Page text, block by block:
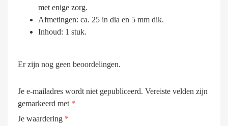
met enige zorg.
Afmetingen: ca. 25 in dia en 5 mm dik.
Inhoud: 1 stuk.
Er zijn nog geen beoordelingen.
Je e-mailadres wordt niet gepubliceerd. Vereiste velden zijn
gemarkeerd met *
Je waardering *